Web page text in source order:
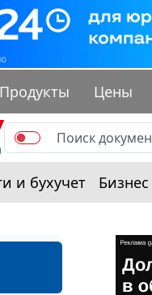
Продукты Цены
и бухучет Бизнес